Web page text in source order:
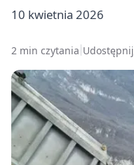
10 kwietnia 2026
2 min czytania Udostępnij